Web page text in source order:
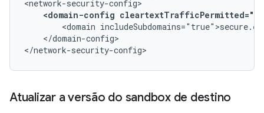
<domain-config
<domain
</domain-config>
</network-security-config>
Atualizar a versão do sandbox de destino